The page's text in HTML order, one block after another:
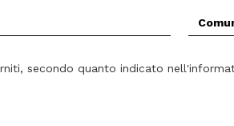
Comune
(Prov.)
secondo quanto indicato